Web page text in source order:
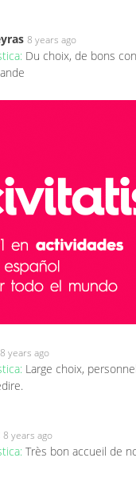
8 years ago
Du choix, de bons
8 years ago
Large choix,
8 years ago
Très bon accueil de